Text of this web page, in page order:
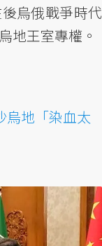
烏俄戰爭時代
地王室專權。
烏地「染血太